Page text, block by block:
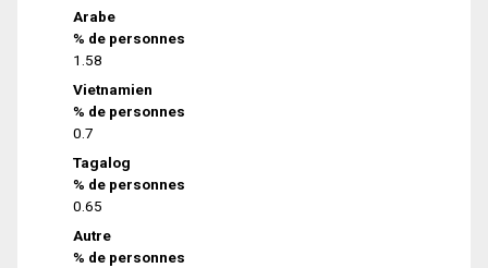
Arabe
% de personnes
1.58
Vietnamien
% de personnes
0.7
Tagalog
% de personnes
0.65
Autre
% de personnes